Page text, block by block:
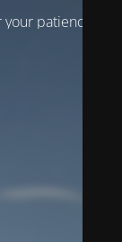
patience!